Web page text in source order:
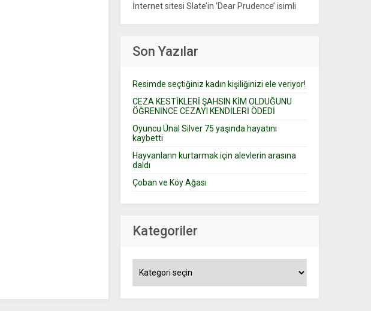
İnternet sitesi Slate’in ‘Dear Prudence’ isimli
Son Yazılar
Resimde seçtiğiniz kadın kişiliğinizi ele veriyor!
CEZA KESTİKLERİ ŞAHSIN KİM OLDUĞUNU
ÖĞRENİNCE CEZAYI KENDİLERİ ÖDEDİ
Oyuncu Ünal Silver 75 yaşında hayatını
kaybetti
Hayvanların kurtarmak için alevlerin arasına
daldı
Çoban ve Köy Ağası
Kategoriler